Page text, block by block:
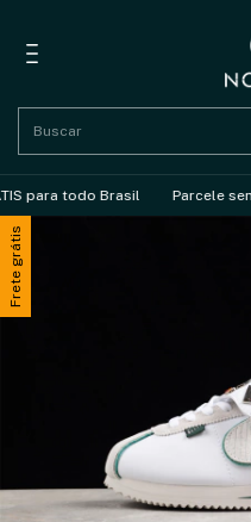
para todo Brasil Parcele sem
Frete grátis